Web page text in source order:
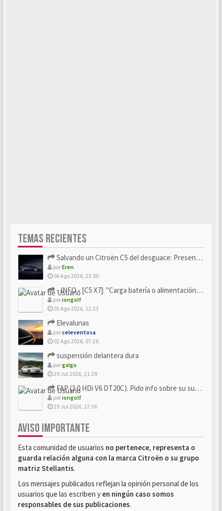
TEMAS RECIENTES
Salvando un Citroën C5 del desguace: Presentación y seguimiento
porEren
06 Ago 2026, 23:00
- INFO - [C5 X7]: "Carga batería o alimentación eléctri...
poriongolf
03 Ago 2026, 12:33
Elevalunas
porceleventosa
02 Ago 2026, 07:26
suspensión delantera dura
porgalgo
29 Jul 2026, 21:28
FAP (3.0 HDi V6 DT20C). Pido info sobre su sustitución
poriongolf
29 Jul 2026, 17:36
AVISO IMPORTANTE
Esta comunidad de usuarios no pertenece, representa o
guarda relación alguna con la marca Citroën o su grupo
matriz Stellantis.
Los mensajes publicados reflejan la opinión personal de los
usuarios que las escriben y en ningún caso somos
responsables de sus publicaciones.